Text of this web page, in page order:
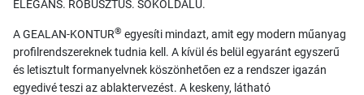
ELEGÁNS. ROBUSZTUS. SOKOLDALÚ.
A GEALAN-KONTUR® egyesíti mindazt, amit egy modern műanyag
profilrendszereknek tudnia kell. A kívül és belül egyaránt egyszerű
és letisztult formanyelvnek köszönhetően ez a rendszer igazán
egyedivé teszi az ablaktervezést. A keskeny, látható